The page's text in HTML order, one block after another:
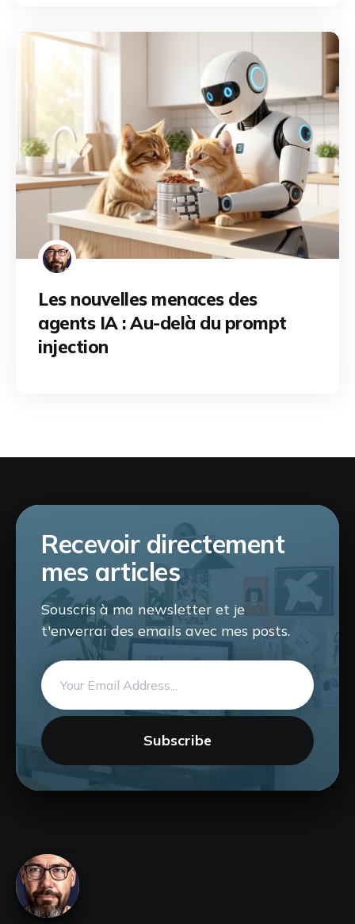
Les nouvelles menaces des
agents IA : Au-delà du prompt
injection
Recevoir directement
mes articles
Souscris à ma newsletter et je
t'enverrai des emails avec mes posts.
Email
address
Subscribe